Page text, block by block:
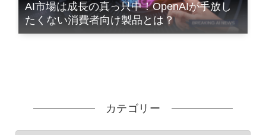
AI市場は成長の真っ只中！OpenAIが手放し
たくない消費者向け製品とは？
カテゴリー